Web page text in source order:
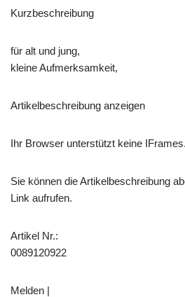
Kurzbeschreibung
für alt und jung,
kleine Aufmerksamkeit,
Artikelbeschreibung anzeigen
Ihr Browser unterstützt keine IFrames.
Sie können die Artikelbeschreibung
Link aufrufen.
Artikel Nr.:
0089120922
Melden |